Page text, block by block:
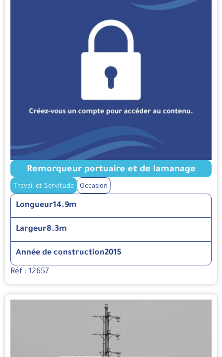
Remorqueur portuaire et de lamanage
Travail et Servitude Occasion
Longueur14.9m
Largeur8.3m
Année de construction2015
Réf : 12657